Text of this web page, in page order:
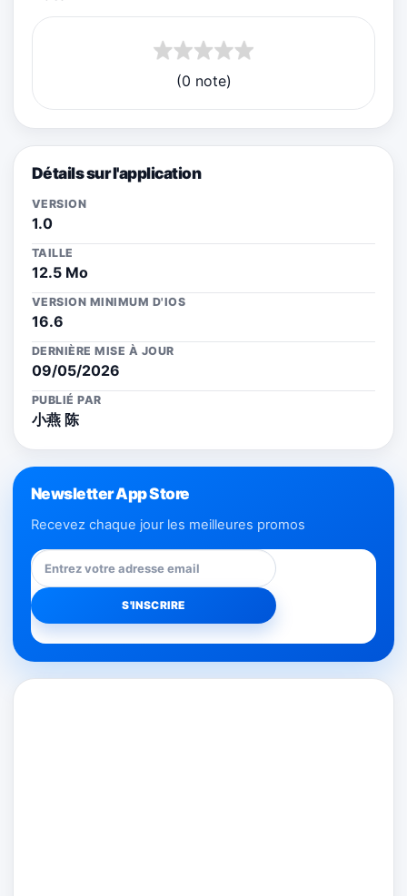
(0 note)
Détails sur l'application
VERSION
1.0
TAILLE
12.5 Mo
VERSION MINIMUM D'IOS
16.6
DERNIÈRE MISE À JOUR
09/05/2026
PUBLIÉ PAR
小燕 陈
Newsletter App Store
Recevez chaque jour les meilleures promos